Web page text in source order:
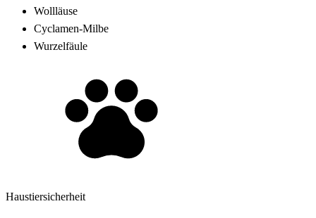
Wollläuse
Cyclamen-Milbe
Wurzelfäule
Haustiersicherheit